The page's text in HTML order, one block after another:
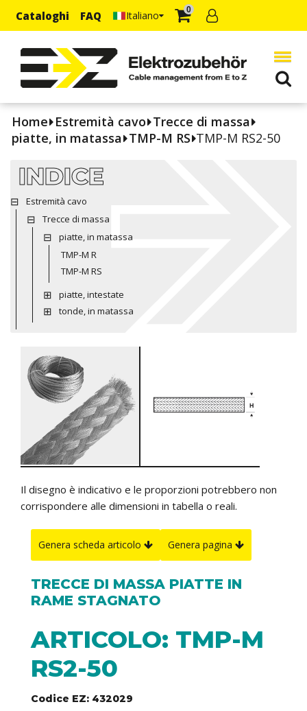
Cataloghi FAQ Italiano 0
Home Estremità cavo Trecce di massa
piatte, in matassa TMP-M RS TMP-M RS2-50
INDICE
Estremità cavo
Trecce di massa
piatte, in matassa
TMP-M R
TMP-M RS
piatte, intestate
tonde, in matassa
Il disegno è indicativo e le proporzioni potrebbero non
corrispondere alle dimensioni in tabella o reali.
Genera scheda articolo Genera pagina
TRECCE DI MASSA PIATTE IN
RAME STAGNATO
ARTICOLO: TMP-M
RS2-50
Codice EZ: 432029